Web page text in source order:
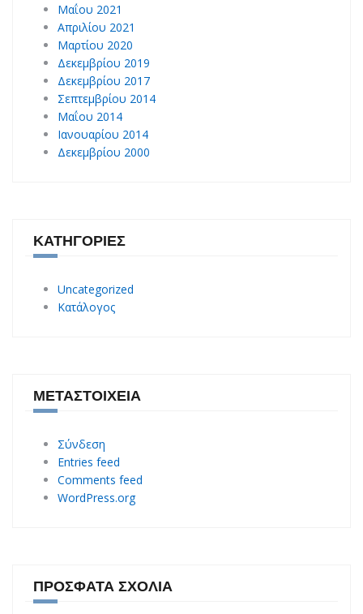
Μαΐου 2021
Απριλίου 2021
Μαρτίου 2020
Δεκεμβρίου 2019
Δεκεμβρίου 2017
Σεπτεμβρίου 2014
Μαΐου 2014
Ιανουαρίου 2014
Δεκεμβρίου 2000
ΚΑΤΗΓΟΡΊΕΣ
Uncategorized
Κατάλογος
ΜΕΤΑΣΤΟΙΧΕΊΑ
Σύνδεση
Entries feed
Comments feed
WordPress.org
ΠΡΌΣΦΑΤΑ ΣΧΌΛΙΑ